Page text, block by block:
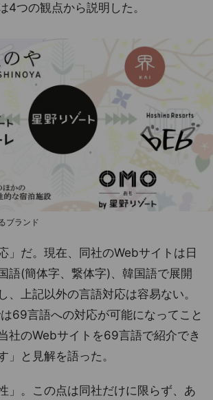
4つの観点から説明した。
ブランド
」だ。現在、同社のWebサイトは日
語(簡体字、繋体字)、韓国語で展開
、上記以外の言語対応は容易ない。
69言語への対応が可能になってこと
社のWebサイトを69言語で紹介でき
」と見解を語った。
」。この点は同社だけに限らず、あ